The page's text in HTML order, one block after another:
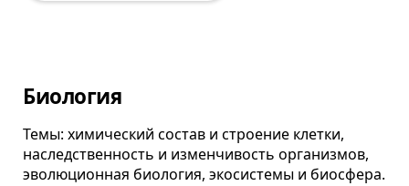
Олимпиада
Биология
Темы: химический состав и строение клетки,
наследственность и изменчивость организмов,
эволюционная биология, экосистемы и биосфера.